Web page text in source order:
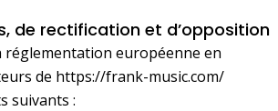
de rectification et d’opposition
réglementation européenne en
de https://frank-music.com/
suivants :